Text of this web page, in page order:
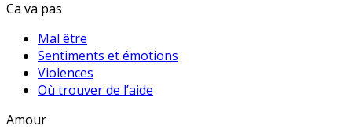
Ca va pas
Mal être
Sentiments et émotions
Violences
Où trouver de l’aide
Amour